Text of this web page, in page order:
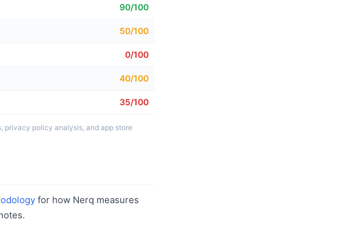
90/100
50/100
0/100
40/100
35/100
privacy policy analysis, and app store
for how Nerq measures